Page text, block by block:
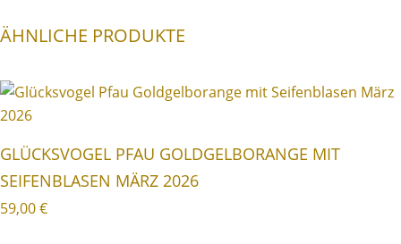
ÄHNLICHE PRODUKTE
GLÜCKSVOGEL PFAU GOLDGELBORANGE MIT
SEIFENBLASEN MÄRZ 2026
59,00€